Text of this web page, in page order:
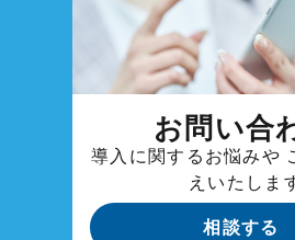
お問い合
導入に関するお悩みや
えいたしま
相談する